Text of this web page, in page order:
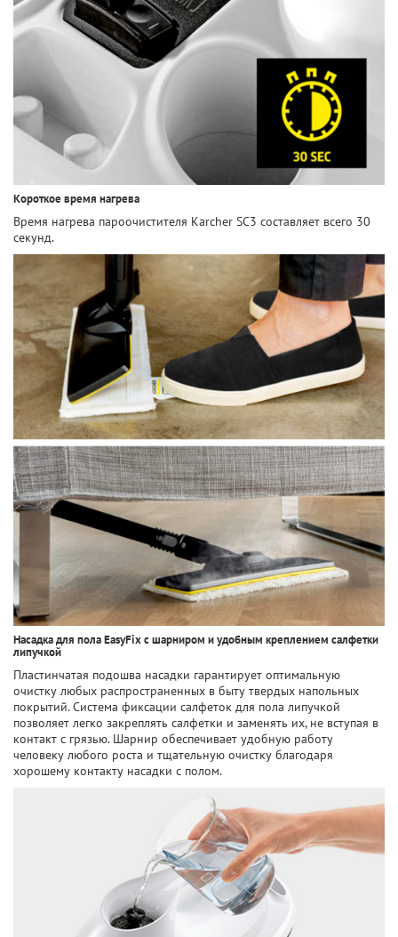
Короткое время нагрева
Время нагрева пароочистителя Karcher SC3 составляет всего 30
секунд.
Насадка для пола EasyFix с шарниром и удобным креплением салфетки
липучкой
Пластинчатая подошва насадки гарантирует оптимальную
очистку любых распространенных в быту твердых напольных
покрытий. Система фиксации салфеток для пола липучкой
позволяет легко закреплять салфетки и заменять их, не вступая в
контакт с грязью. Шарнир обеспечивает удобную работу
человеку любого роста и тщательную очистку благодаря
хорошему контакту насадки с полом.